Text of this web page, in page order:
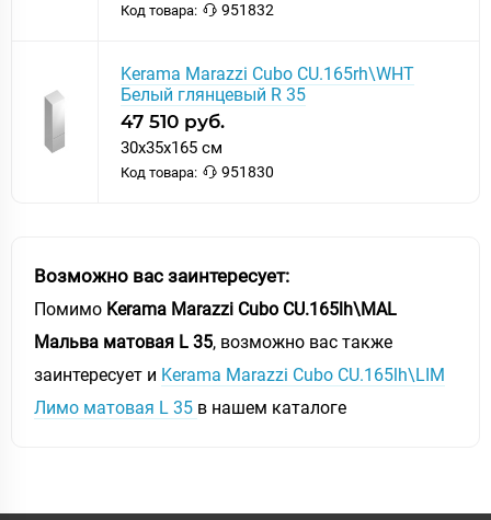
Код товара: 951832
Kerama Marazzi Cubo CU.165rh\WHT
Белый глянцевый R 35
47 510 руб.
30x35x165 см
Код товара: 951830
Возможно вас заинтересует:
Помимо Kerama Marazzi Cubo CU.165lh\MAL
Мальва матовая L 35, возможно вас также
заинтересует и Kerama Marazzi Cubo CU.165lh\LIM
Лимо матовая L 35 в нашем каталоге